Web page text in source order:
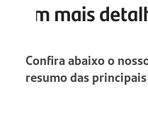
Confira abaixo o
resumo das